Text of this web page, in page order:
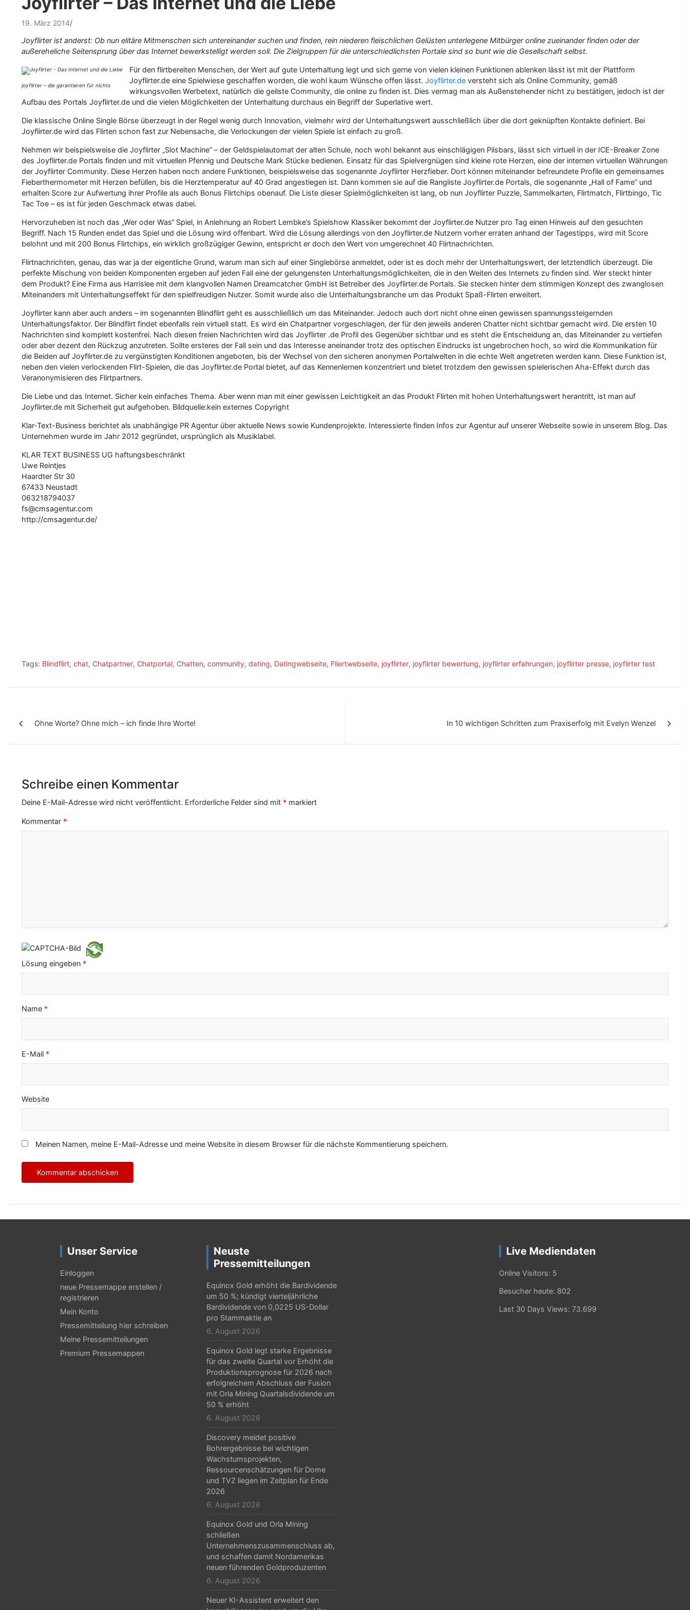
19. März 2014
Joyflirter ist anderst: Ob nun elitäre Mitmenschen sich untereinander suchen und finden, rein niederen fleischlichen Gelüsten unterlegene Mitbürger online zueinander finden oder der
außereheliche Seitensprung über das Internet bewerkstelligt werden soll. Die Zielgruppen für die unterschiedlichsten Portale sind so bunt wie die Gesellschaft selbst.
joyflirter – die garantieren für nichts
Für den flirtbereiten Menschen, der Wert auf gute Unterhaltung legt und sich gerne von vielen kleinen Funktionen ablenken lässt ist mit der Plattform
Joyflirter.de eine Spielwiese geschaffen worden, die wohl kaum Wünsche offen lässt. Joyflirter.de versteht sich als Online Community, gemäß
wirkungsvollen Werbetext, natürlich die geilste Community, die online zu finden ist. Dies vermag man als Außenstehender nicht zu bestätigen, jedoch ist der
Aufbau des Portals Joyflirter.de und die vielen Möglichkeiten der Unterhaltung durchaus ein Begriff der Superlative wert.
Die klassische Online Single Börse überzeugt in der Regel wenig durch Innovation, vielmehr wird der Unterhaltungswert ausschließlich über die dort geknüpften Kontakte definiert. Bei
Joyflirter.de wird das Flirten schon fast zur Nebensache, die Verlockungen der vielen Spiele ist einfach zu groß.
Nehmen wir beispielsweise die Joyflirter „Slot Machine“ – der Geldspielautomat der alten Schule, noch wohl bekannt aus einschlägigen Pilsbars, lässt sich virtuell in der ICE-Breaker Zone
des Joyflirter.de Portals finden und mit virtuellen Pfennig und Deutsche Mark Stücke bedienen. Einsatz für das Spielvergnügen sind kleine rote Herzen, eine der internen virtuellen Währungen
der Joyflirter Community. Diese Herzen haben noch andere Funktionen, beispielsweise das sogenannte Joyflirter Herzfieber. Dort können miteinander befreundete Profile ein gemeinsames
Fieberthermometer mit Herzen befüllen, bis die Herztemperatur auf 40 Grad angestiegen ist. Dann kommen sie auf die Rangliste Joyflirter.de Portals, die sogenannte „Hall of Fame“ und
erhalten Score zur Aufwertung ihrer Profile als auch Bonus Flirtchips obenauf. Die Liste dieser Spielmöglichkeiten ist lang, ob nun Joyflirter Puzzle, Sammelkarten, Flirtmatch, Flirtbingo, Tic
Tac Toe – es ist für jeden Geschmack etwas dabei.
Hervorzuheben ist noch das „Wer oder Was“ Spiel, in Anlehnung an Robert Lembke’s Spielshow Klassiker bekommt der Joyflirter.de Nutzer pro Tag einen Hinweis auf den gesuchten
Begriff. Nach 15 Runden endet das Spiel und die Lösung wird offenbart. Wird die Lösung allerdings von den Joyflirter.de Nutzern vorher erraten anhand der Tagestipps, wird mit Score
belohnt und mit 200 Bonus Flirtchips, ein wirklich großzügiger Gewinn, entspricht er doch den Wert von umgerechnet 40 Flirtnachrichten.
Flirtnachrichten, genau, das war ja der eigentliche Grund, warum man sich auf einer Singlebörse anmeldet, oder ist es doch mehr der Unterhaltungswert, der letztendlich überzeugt. Die
perfekte Mischung von beiden Komponenten ergeben auf jeden Fall eine der gelungensten Unterhaltungsmöglichkeiten, die in den Weiten des Internets zu finden sind. Wer steckt hinter
dem Produkt? Eine Firma aus Harrislee mit dem klangvollen Namen Dreamcatcher GmbH ist Betreiber des Joyflirter.de Portals. Sie stecken hinter dem stimmigen Konzept des zwanglosen
Miteinanders mit Unterhaltungseffekt für den spielfreudigen Nutzer. Somit wurde also die Unterhaltungsbranche um das Produkt Spaß-Flirten erweitert.
Joyflirter kann aber auch anders – im sogenannten Blindflirt geht es ausschließlich um das Miteinander. Jedoch auch dort nicht ohne einen gewissen spannungssteigernden
Unterhaltungsfaktor. Der Blindflirt findet ebenfalls rein virtuell statt. Es wird ein Chatpartner vorgeschlagen, der für den jeweils anderen Chatter nicht sichtbar gemacht wird. Die ersten 10
Nachrichten sind komplett kostenfrei. Nach diesen freien Nachrichten wird das Joyflirter .de Profil des Gegenüber sichtbar und es steht die Entscheidung an, das Miteinander zu vertiefen
oder aber dezent den Rückzug anzutreten. Sollte ersteres der Fall sein und das Interesse aneinander trotz des optischen Eindrucks ist ungebrochen hoch, so wird die Kommunikation für
die Beiden auf Joyflirter.de zu vergünstigten Konditionen angeboten, bis der Wechsel von den sicheren anonymen Portalwelten in die echte Welt angetreten werden kann. Diese Funktion ist,
neben den vielen verlockenden Flirt-Spielen, die das Joyflirter.de Portal bietet, auf das Kennenlernen konzentriert und bietet trotzdem den gewissen spielerischen Aha-Effekt durch das
Veranonymisieren des Flirtpartners.
Die Liebe und das Internet. Sicher kein einfaches Thema. Aber wenn man mit einer gewissen Leichtigkeit an das Produkt Flirten mit hohen Unterhaltungswert herantritt, ist man auf
Joyflirter.de mit Sicherheit gut aufgehoben. Bildquelle:kein externes Copyright
Klar-Text-Business berichtet als unabhängige PR Agentur über aktuelle News sowie Kundenprojekte. Interessierte finden Infos zur Agentur auf unserer Webseite sowie in unserem Blog. Das
Unternehmen wurde im Jahr 2012 gegründet, ursprünglich als Musiklabel.
KLAR TEXT BUSINESS UG haftungsbeschränkt
Uwe Reintjes
Haardter Str 30
67433 Neustadt
063218794037
fs@cmsagentur.com
http://cmsagentur.de/
Tags: Blindflirt, chat, Chatpartner, Chatportal, Chatten, community, dating, Datingwebseite, Fliertwebseite, joyflirter, joyflirter bewertung, joyflirter erfahrungen, joyflirter presse, joyflirter test
i
Ohne Worte? Ohne mich – ich finde Ihre Worte! In 10 wichtigen Schritten zum Praxiserfolg mit Evelyn Wenzel
Schreibe einen Kommentar
Deine E-Mail-Adresse wird nicht veröffentlicht. Erforderliche Felder sind mit * markiert
Kommentar *
Lösung eingeben *
Name *
E-Mail *
Website
Meinen Namen, meine E-Mail-Adresse und meine Website in diesem Browser für die nächste Kommentierung speichern.
Unser Service
Einloggen
neue Pressemappe erstellen /
registrieren
Mein Konto
Pressemitteilung hier schreiben
Meine Pressemitteilungen
Premium Pressemappen
Neuste
Pressemitteilungen
Equinox Gold erhöht die Bardividende
um 50 %; kündigt vierteljährliche
Bardividende von 0,0225 US-Dollar
pro Stammaktie an
6. August 2026
Equinox Gold legt starke Ergebnisse
für das zweite Quartal vor Erhöht die
Produktionsprognose für 2026 nach
erfolgreichem Abschluss der Fusion
mit Orla Mining Quartalsdividende um
50 % erhöht
6. August 2026
Discovery meldet positive
Bohrergebnisse bei wichtigen
Wachstumsprojekten,
Ressourcenschätzungen für Dome
und TVZ liegen im Zeitplan für Ende
2026
6. August 2026
Equinox Gold und Orla Mining
schließen
Unternehmenszusammenschluss ab,
und schaffen damit Nordamerikas
neuen führenden Goldproduzenten
6. August 2026
Neuer KI-Assistent erweitert den
Live Mediendaten
Online Visitors: 5
Besucher heute: 802
Last 30 Days Views: 73.699